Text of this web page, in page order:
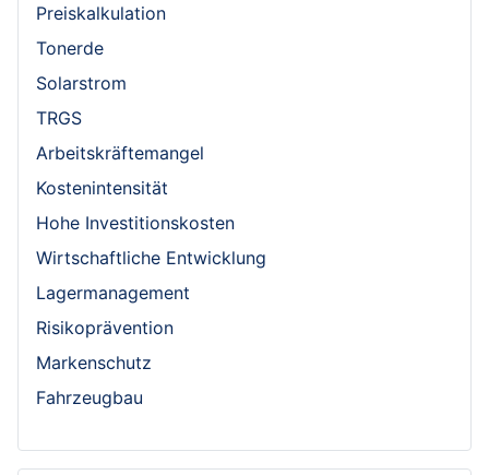
Preiskalkulation
Tonerde
Solarstrom
TRGS
Arbeitskräftemangel
Kostenintensität
Hohe Investitionskosten
Wirtschaftliche Entwicklung
Lagermanagement
Risikoprävention
Markenschutz
Fahrzeugbau